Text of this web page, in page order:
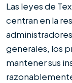
Las leyes de
centran en la
generales, los
mantener sus